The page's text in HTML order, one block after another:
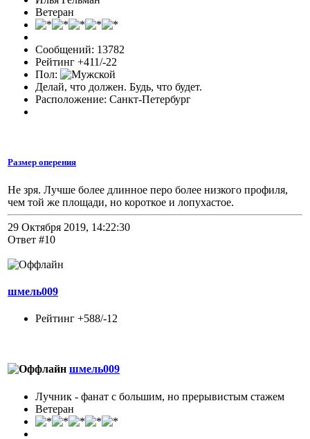
Ветеран
Сообщений: 13782
Рейтинг +411/-22
Пол:
Делай, что должен. Будь, что будет.
Расположение: Санкт-Петербург
Размер оперения
Не зря. Лучше более длинное перо более низкого профиля,
чем той же площади, но короткое и лопухастое.
29 Октября 2019, 14:22:30
Ответ #10
шмель009
Рейтинг +588/-12
шмель009
Лучник - фанат с большим, но прерывистым стажем
Ветеран